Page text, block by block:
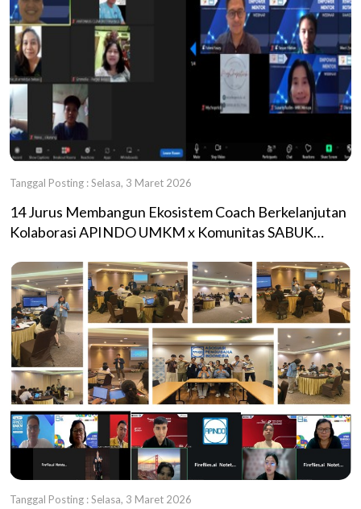
Tanggal Posting : Selasa, 3 Maret 2026
14 Jurus Membangun Ekosistem Coach Berkelanjutan
Kolaborasi APINDO UMKM x Komunitas SABUK
Tanggal Posting : Selasa, 3 Maret 2026